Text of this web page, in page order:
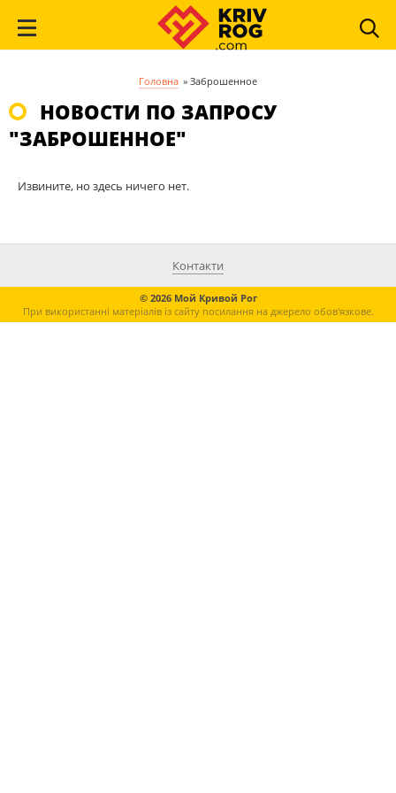
Головна » Заброшенное
НОВОСТИ ПО ЗАПРОСУ
"ЗАБРОШЕННОЕ"
Извините, но здесь ничего нет.
Контакти
© 2026 Мой Кривой Рог
При використанні матеріалів із сайту посилання на джерело обов'язкове.